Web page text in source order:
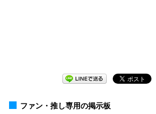
ファン・推し専用の掲示板